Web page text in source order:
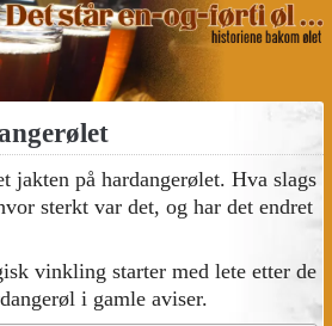
jakten på hardangerølet. Hva slags
sterkt var det, og har det endret
vinkling starter med lete etter de
i gamle aviser.